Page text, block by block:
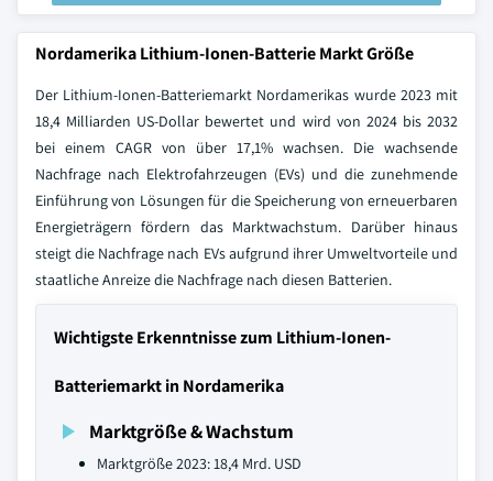
Nordamerika Lithium-Ionen-Batterie Markt Größe
Der Lithium-Ionen-Batteriemarkt Nordamerikas wurde 2023 mit
18,4 Milliarden US-Dollar bewertet und wird von 2024 bis 2032
bei einem CAGR von über 17,1% wachsen. Die wachsende
Nachfrage nach Elektrofahrzeugen (EVs) und die zunehmende
Einführung von Lösungen für die Speicherung von erneuerbaren
Energieträgern fördern das Marktwachstum. Darüber hinaus
steigt die Nachfrage nach EVs aufgrund ihrer Umweltvorteile und
staatliche Anreize die Nachfrage nach diesen Batterien.
Wichtigste Erkenntnisse zum Lithium-Ionen-
Batteriemarkt in Nordamerika
Marktgröße & Wachstum
Marktgröße 2023: 18,4 Mrd. USD